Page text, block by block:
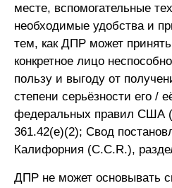
месте, вспомогательные
необходимые удобства и
тем, как ДПР может
конкретное лицо
пользу и выгоду от
степени серьёзности его /
федеральных правил США
361.42(e)(2); Свод
Калифорния (C.C.R.),
ДПР не может основывать